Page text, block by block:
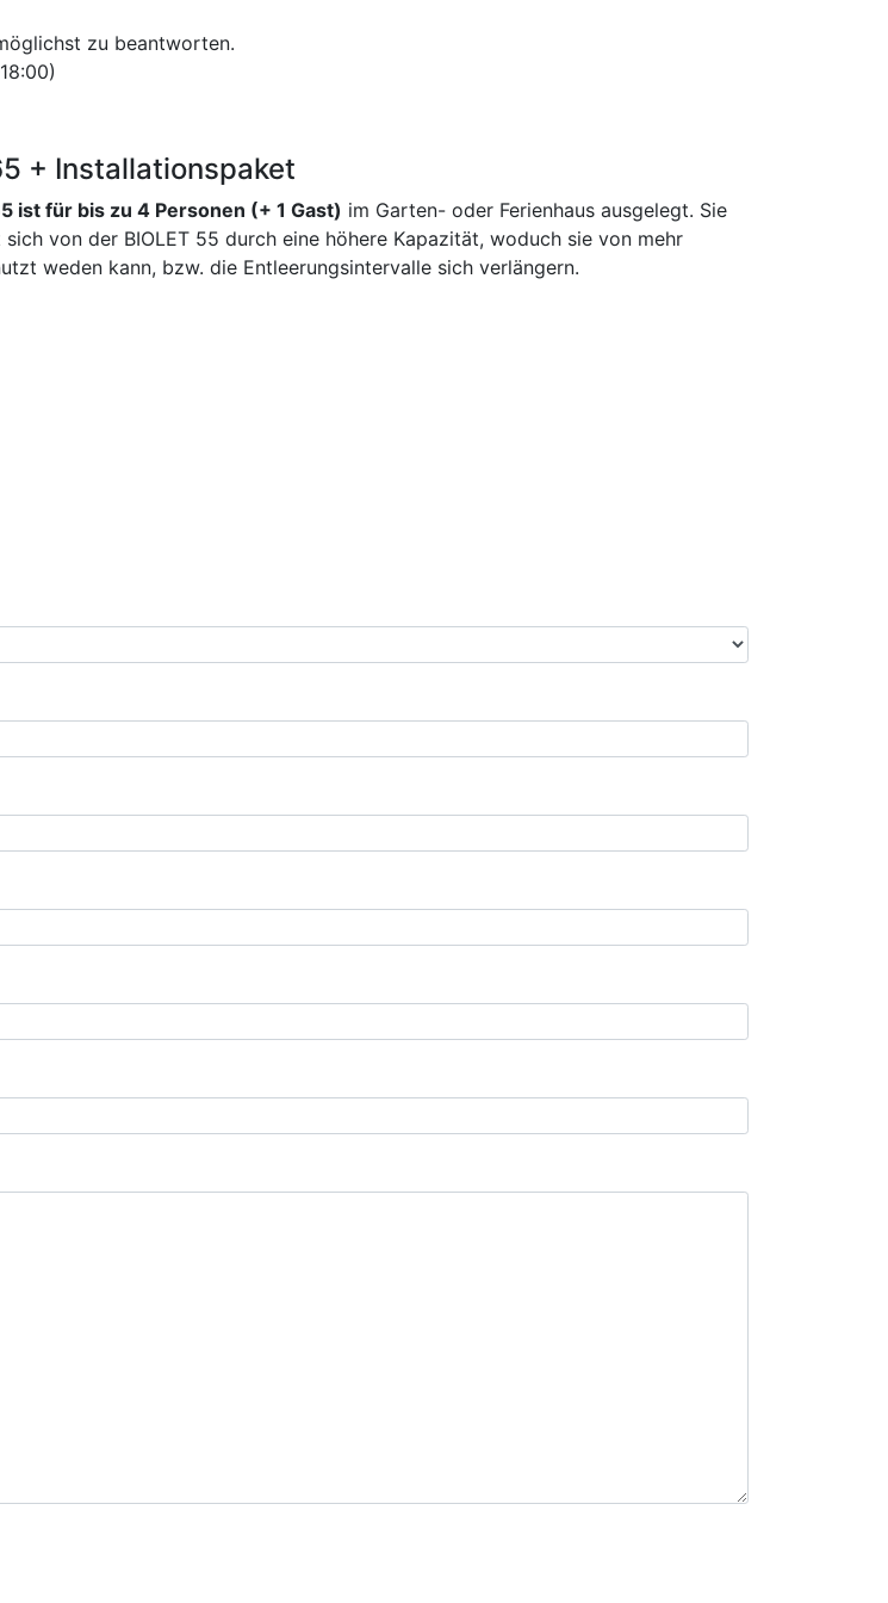
zu beantworten.
+ Installationspaket
ist für bis zu 4 Personen (+ 1 Gast) im Garten- oder Ferienhaus ausgelegt. Sie
sich von der BIOLET 55 durch eine höhere Kapazität, woduch sie von mehr
weden kann, bzw. die Entleerungsintervalle sich verlängern.